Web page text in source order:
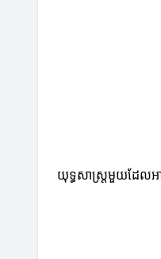
យុទ្ធសាស្ត្រមួយដែលអ